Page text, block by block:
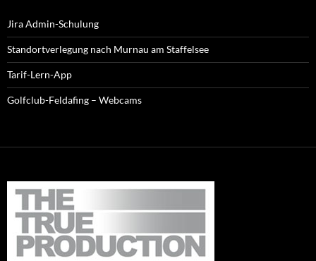
Jira Admin-Schulung
Standortverlegung nach Murnau am Staffelsee
Tarif-Lern-App
Golfclub-Feldafing – Webcams